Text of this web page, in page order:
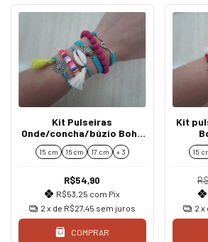
Kit Pulseiras
Onde/concha/búzio Boho
Coloridas
15 cm 16 cm 17 cm + 3
R$54,90
R$53,25 com Pix
2 x de R$27,45 sem juros
COMPRAR
Kit
15
2 x